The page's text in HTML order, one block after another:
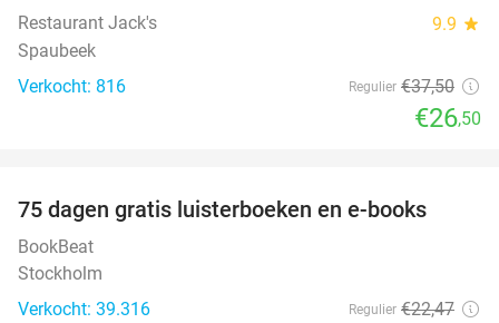
Restaurant Jack's 9.9 star
Spaubeek
Verkocht: 816
Regulier €37,50
€26,50
75 dagen gratis luisterboeken en e-books
BookBeat
Stockholm
Verkocht: 39.316
Regulier €22,47